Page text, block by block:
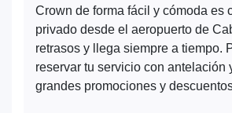
Crown de forma fácil y cómoda es
privado desde el aeropuerto de
retrasos y llega siempre a tiempo.
reservar tu servicio con antelación
grandes promociones y